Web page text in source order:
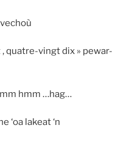
quatre-vingt dix » pewar-
hmm …hag…
‘oa lakeat ‘n